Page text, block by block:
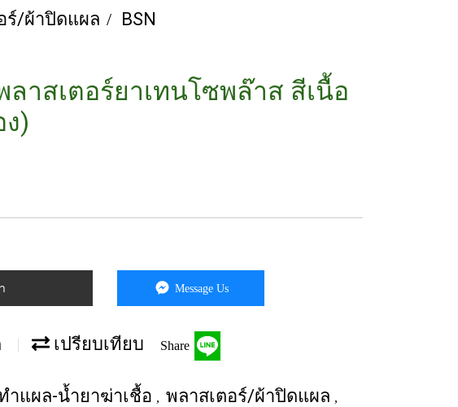
ร์/ผ้าปิดแผล
BSN
ลาสเตอร์ยาเทนโซพล๊าส สีเนื้อ
)
Message Us
เปรียบเทียบ Share
แผล-น้ำยาฆ่าเชื้อ , พลาสเตอร์/ผ้าปิดแผล ,